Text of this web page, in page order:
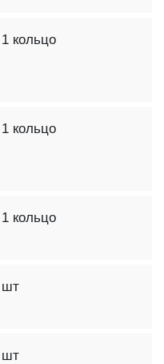
1 кольцо
1 кольцо
1 кольцо
шт
шт